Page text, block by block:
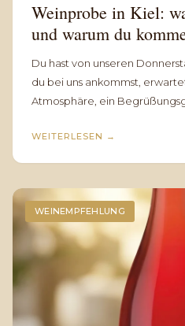
Weinprobe in Kiel:
und warum du
Du hast von unseren
du bei uns ankommst,
Atmosphäre, ein
WEITERLESEN →
WEINEMPFEHLUNG